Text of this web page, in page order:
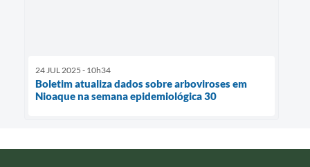
24 JUL 2025 - 10h34
Boletim atualiza dados sobre arboviroses em
Nioaque na semana epidemiológica 30